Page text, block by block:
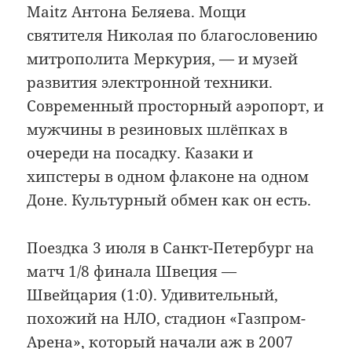
Maitz Антона Беляева. Мощи
святителя Николая по благословению
митрополита Меркурия, — и музей
развития электронной техники.
Современный просторный аэропорт, и
мужчины в резиновых шлёпках в
очереди на посадку. Казаки и
хипстеры в одном флаконе на одном
Доне. Культурный обмен как он есть.
Поездка 3 июля в Санкт-Петербург на
матч 1/8 финала Швеция —
Швейцария (1:0). Удивительный,
похожий на НЛО, стадион «Газпром-
Арена», который начали аж в 2007